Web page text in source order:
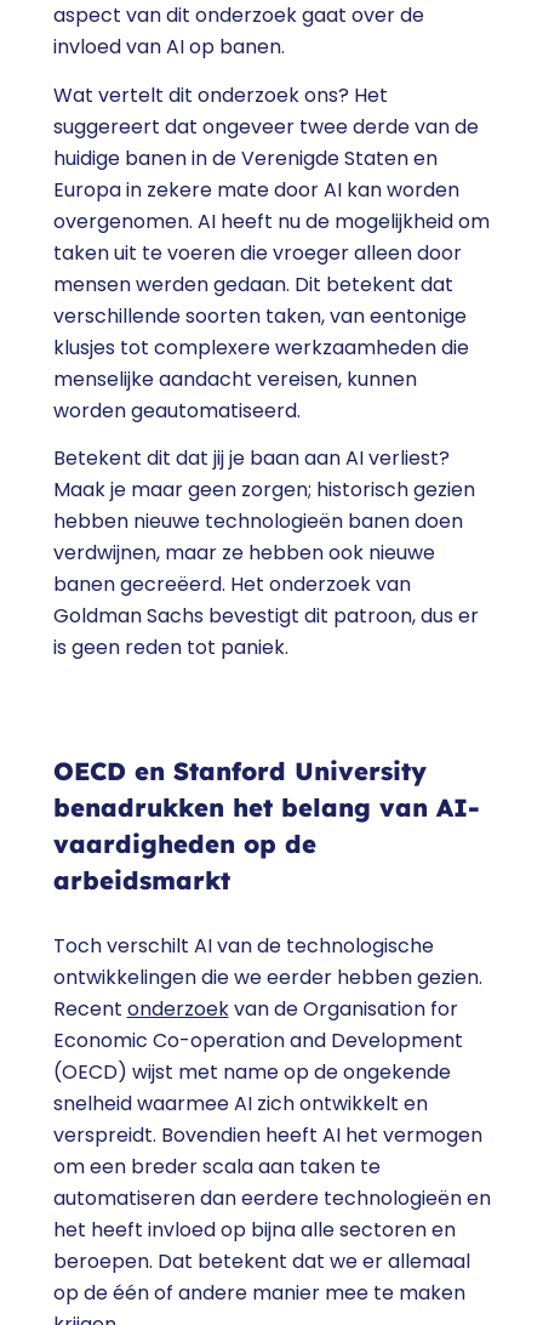
aspect van dit onderzoek gaat over de
invloed van AI op banen.
Wat vertelt dit onderzoek ons? Het
suggereert dat ongeveer twee derde van de
huidige banen in de Verenigde Staten en
Europa in zekere mate door AI kan worden
overgenomen. AI heeft nu de mogelijkheid om
taken uit te voeren die vroeger alleen door
mensen werden gedaan. Dit betekent dat
verschillende soorten taken, van eentonige
klusjes tot complexere werkzaamheden die
menselijke aandacht vereisen, kunnen
worden geautomatiseerd.
Betekent dit dat jij je baan aan AI verliest?
Maak je maar geen zorgen; historisch gezien
hebben nieuwe technologieën banen doen
verdwijnen, maar ze hebben ook nieuwe
banen gecreëerd. Het onderzoek van
Goldman Sachs bevestigt dit patroon, dus er
is geen reden tot paniek.
OECD en Stanford University
benadrukken het belang van AI-
vaardigheden op de
arbeidsmarkt
Toch verschilt AI van de technologische
ontwikkelingen die we eerder hebben gezien.
Recent onderzoekvan de Organisation for
Economic Co-operation and Development
(OECD) wijst met name op de ongekende
snelheid waarmee AI zich ontwikkelt en
verspreidt. Bovendien heeft AI het vermogen
om een breder scala aan taken te
automatiseren dan eerdere technologieën en
het heeft invloed op bijna alle sectoren en
beroepen. Dat betekent dat we er allemaal
op de één of andere manier mee te maken